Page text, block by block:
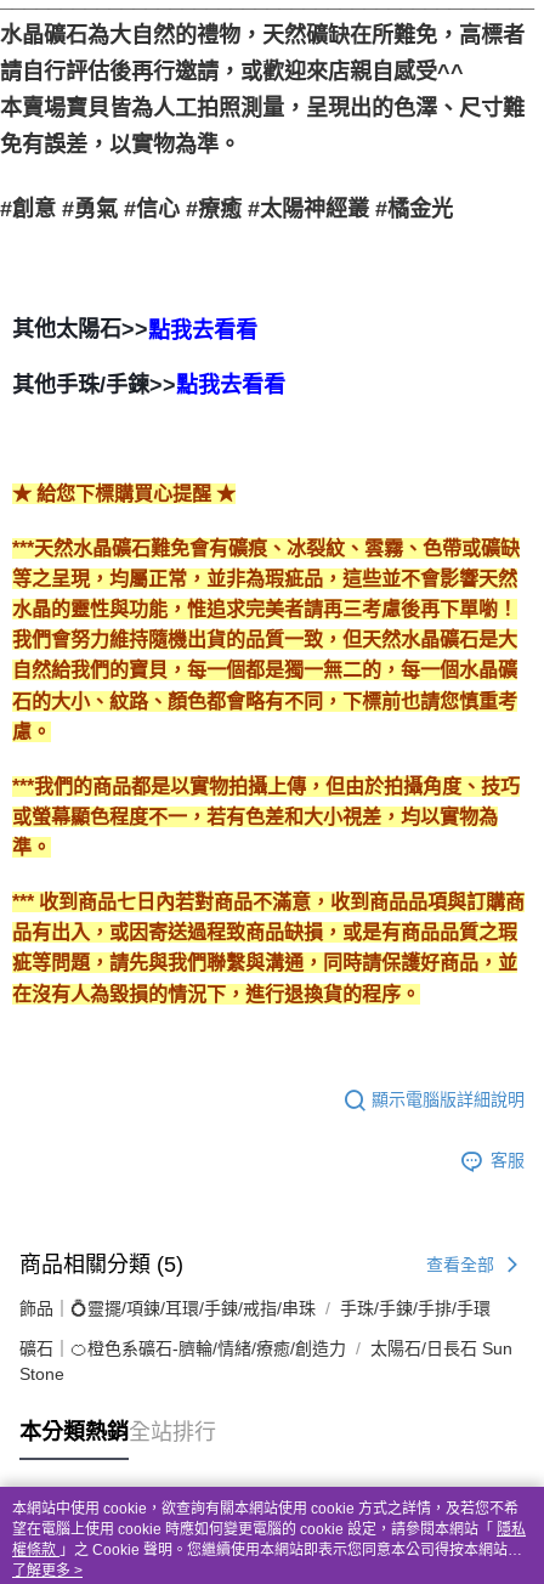
水晶礦石為大自然的禮物，天然礦缺在所難免，高標者
請自行評估後再行邀請，或歡迎來店親自感受^^
本賣場寶貝皆為人工拍照測量，呈現出的色澤、尺寸難
免有誤差，以實物為準。
#創意 #勇氣 #信心 #療癒 #太陽神經叢 #橘金光
其他太陽石>>點我去看看
其他手珠/手鍊>>點我去看看
★ 給您下標購買心提醒 ★
***天然水晶礦石難免會有礦痕、冰裂紋、雲霧、色帶或礦缺
等之呈現，均屬正常，並非為瑕疵品，這些並不會影響天然
水晶的靈性與功能，惟追求完美者請再三考慮後再下單喲！
我們會努力維持隨機出貨的品質一致，但天然水晶礦石是大
自然給我們的寶貝，每一個都是獨一無二的，每一個水晶礦
石的大小、紋路、顏色都會略有不同，下標前也請您慎重考
慮。
***我們的商品都是以實物拍攝上傳，但由於拍攝角度、技巧
或螢幕顯色程度不一，若有色差和大小視差，均以實物為
準。
*** 收到商品七日內若對商品不滿意，收到商品品項與訂購商
品有出入，或因寄送過程致商品缺損，或是有商品品質之瑕
疵等問題，請先與我們聯繫與溝通，同時請保護好商品，並
在沒有人為毀損的情況下，進行退換貨的程序。
顯示電腦版詳細說明
客服
商品相關分類 (5) 查看全部
飾品｜💍靈擺/項鍊/耳環/手鍊/戒指/串珠 手珠/手鍊/手排/手環
礦石｜🍊橙色系礦石-臍輪/情緒/療癒/創造力
太陽石/日長石 Sun
Stone
本分類熱銷全站排行
熱門標籤
本網站中使用 cookie，欲查詢有關本網站使用 cookie 方式之詳情，及若您不希
望在電腦上使用 cookie 時應如何變更電腦的 cookie 設定，請參閱本網站「 隱私
權條款 」之 Cookie 聲明。您繼續使用本網站即表示您同意本公司得按本網站使
用條款之 Cookie 聲明使用 cookie。
了解更多 >